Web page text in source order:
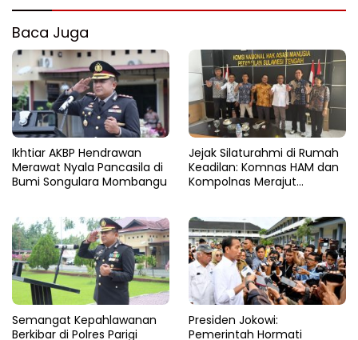
Baca Juga
Ikhtiar AKBP Hendrawan
Merawat Nyala Pancasila di
Bumi Songulara Mombangu
Jejak Silaturahmi di Rumah
Keadilan: Komnas HAM dan
Kompolnas Merajut
Semangat Kepahlawanan
Berkibar di Polres Parigi
Presiden Jokowi:
Pemerintah Hormati